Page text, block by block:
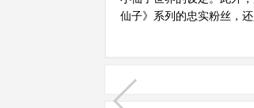
仙子》系列的忠实粉丝，